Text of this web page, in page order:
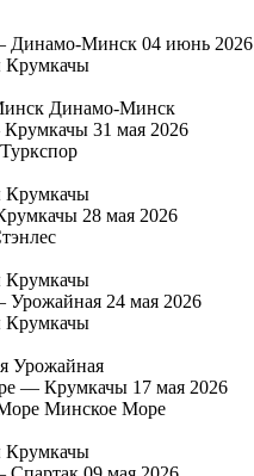
Динамо-Минск 04 июнь 2026
Крумкачы
Динамо-Минск
31 мая 2026
Туркспор
Крумкачы
28 мая 2026
Крумкачы
Урожайная 24 мая 2026
Крумкачы
Урожайная
— Крумкачы 17 мая 2026
Минское Море
Крумкачы